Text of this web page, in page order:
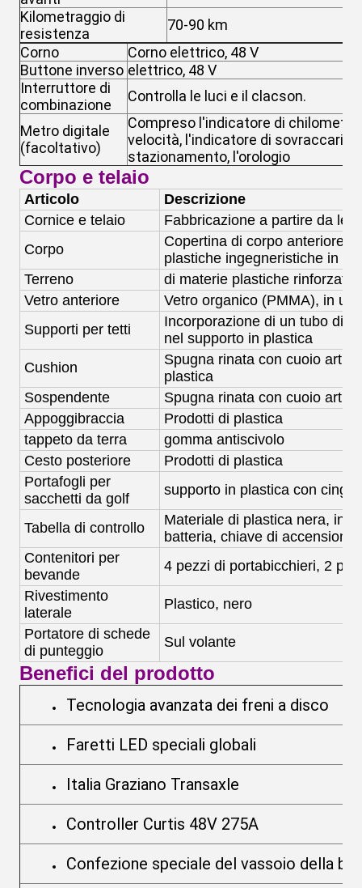
Kilometraggio di
resistenza
70-90 km
Corno
Corno elettrico, 48 V
Buttone inverso elettrico, 48 V
Interruttore di
combinazione
Controlla le luci e il clacson.
Metro digitale
(facoltativo)
Compreso l'indicatore di
velocità, l'indicatore di
stazionamento, l'orologio
Corpo e telaio
Articolo
Descrizione
Cornice e telaio
Fabbricazione a partire da
Corpo
Copertina di corpo anteriore
plastiche ingegneristiche in
Terreno
di materie plastiche rinforzate
Vetro anteriore
Vetro organico (PMMA), in
Supporti per tetti
Incorporazione di un tubo di
nel supporto in plastica
Cushion
Spugna rinata con cuoio
plastica
Sospendente
Spugna rinata con cuoio
Appoggibraccia
Prodotti di plastica
tappeto da terra
gomma antiscivolo
Cesto posteriore
Prodotti di plastica
Portafogli per
sacchetti da golf
supporto in plastica con
Tabella di controllo
Materiale di plastica nera,
batteria, chiave di accensione.
Contenitori per
bevande
4 pezzi di portabicchieri, 2
Rivestimento
laterale
Plastico, nero
Portatore di schede
di punteggio
Sul volante
Benefici del prodotto
Tecnologia avanzata dei freni a disco
Faretti LED speciali globali
Italia Graziano Transaxle
Controller Curtis 48V 275A
Confezione speciale del vassoio della